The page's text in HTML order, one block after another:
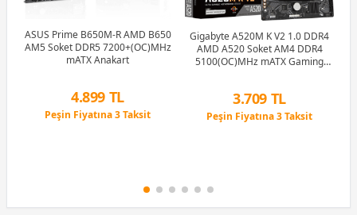
ASUS Prime B650M-R AMD B650
AM5 Soket DDR5 7200+(OC)MHz
mATX Anakart
4.899 TL
Peşin Fiyatına 3 Taksit
Gigabyte A520M K V2 1.0 DDR4
AMD A520 Soket AM4 DDR4
5100(OC)MHz mATX Gaming
3.709 TL
Peşin Fiyatına 3 Taksit